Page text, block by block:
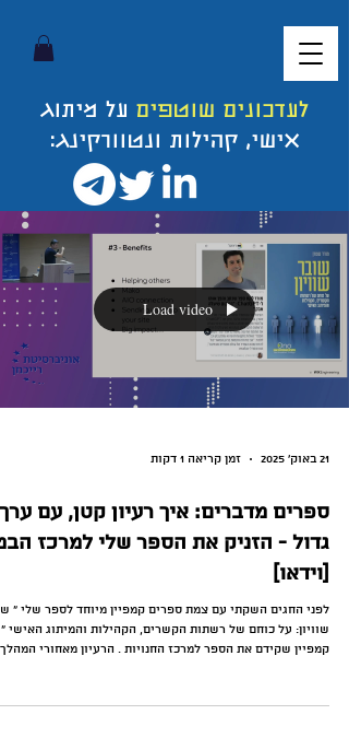
לעדכונים שוטפים על מיתוג
אישי, קהילות ונטוורקינג:
Load video
21 באוק׳ 2025 זמן קריאה 1 דקות
ספרים מדברים: איך רעיון קטן, עם ערך
גדול - הזניק את הספר שלי למרכז
[וידאו]
לפני החגים השקתי עם צמת ספרים קמפיין מיוחד לספר שלי ״
שוויון: על כוחם של רשתות הקשרים, הקהילות והמיתוג האישי
קמפיין שקידם את הספר למרכז החנויות . הרעיון מאחורי
להם. כתבתי על זה יותר לעומק בפוסט: אם ספר יכול לדבר - למה